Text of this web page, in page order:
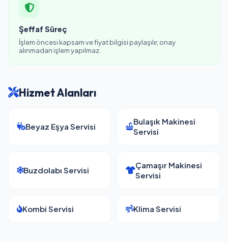
Şeffaf Süreç
İşlem öncesi kapsam ve fiyat bilgisi paylaşılır, onay
alınmadan işlem yapılmaz.
Hizmet Alanları
Beyaz Eşya Servisi
Bulaşık Makinesi
Servisi
Buzdolabı Servisi
Çamaşır Makinesi
Servisi
Kombi Servisi Klima Servisi